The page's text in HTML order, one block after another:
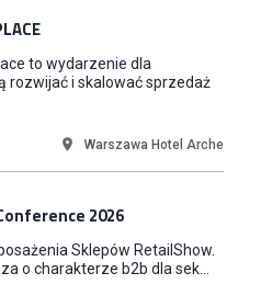
to wydarzenie dla
rozwijać i skalować sprzedaż
Warszawa Hotel Arche
2026
Sklepów RetailShow.
o charakterze b2b dla sek...